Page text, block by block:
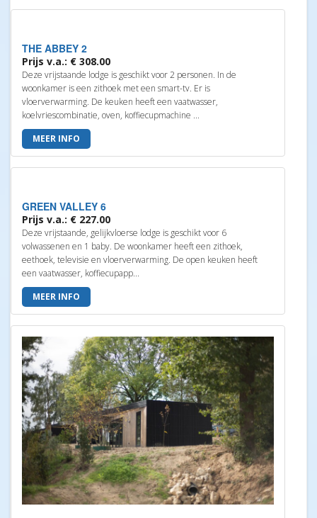
THE ABBEY 2
Prijs v.a.: € 308.00
Deze vrijstaande lodge is geschikt voor 2 personen. In de
woonkamer is een zithoek met een smart-tv. Er is
vloerverwarming. De keuken heeft een vaatwasser,
koelvriescombinatie, oven, koffiecupmachine ...
MEER INFO
GREEN VALLEY 6
Prijs v.a.: € 227.00
Deze vrijstaande, gelijkvloerse lodge is geschikt voor 6
volwassenen en 1 baby. De woonkamer heeft een zithoek,
eethoek, televisie en vloerverwarming. De open keuken heeft
een vaatwasser, koffiecupapp...
MEER INFO